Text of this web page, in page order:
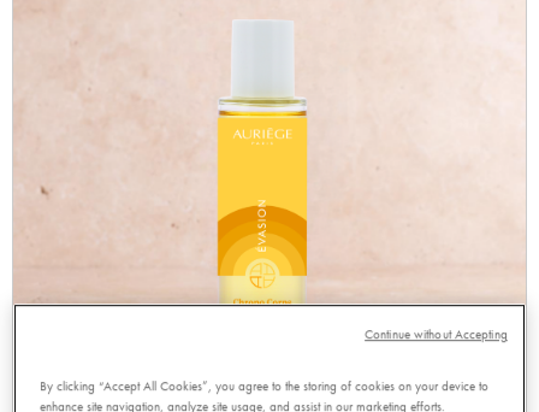
By clicking “Accept All Cookies”, you agree to the storing of cookies on your device to
enhance site navigation, analyze site usage, and assist in our marketing efforts.
Continue without Accepting